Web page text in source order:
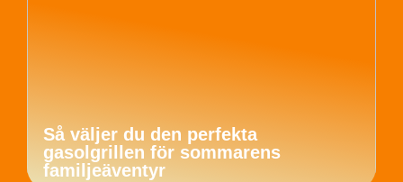
Så väljer du den perfekta
gasolgrillen för sommarens
familjeäventyr